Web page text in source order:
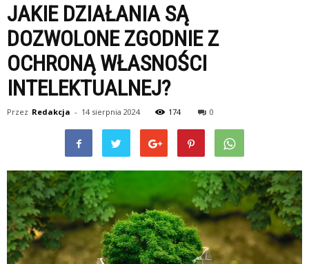
JAKIE DZIAŁANIA SĄ
DOZWOLONE ZGODNIE Z
OCHRONĄ WŁASNOŚCI
INTELEKTUALNEJ?
Przez Redakcja - 14 sierpnia 2024 174 0